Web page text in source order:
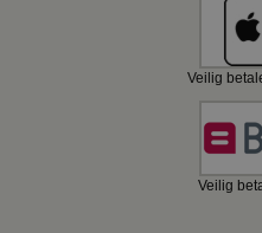
Veilig
Veilig